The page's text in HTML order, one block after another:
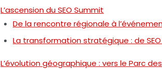
L’ascension du SEO Summit
De la rencontre régionale à
La transformation stratégique : de
L’évolution géographique : vers le Parc